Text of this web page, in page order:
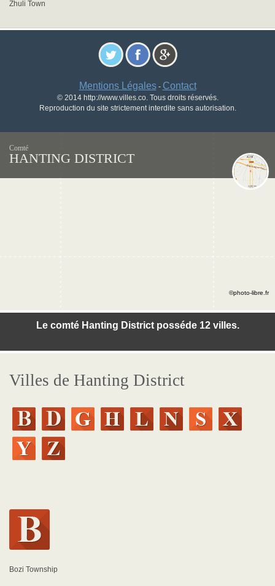
Zhuli Town
Mentions Légales- Contact
© 2014 http://www.villes.co. Tous droits réservés.
Reproduction du site strictement interdite sans autorisation.
Comté
HANTING DISTRICT
Le comté Hanting District posséde 12 villes.
©photo-libre.fr
Villes de Hanting District
Bozi Township